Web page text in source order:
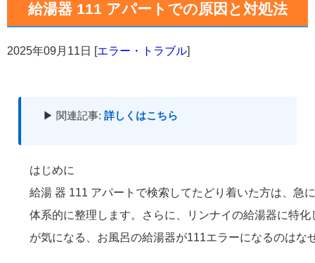
給湯器 111 アパートでの原因と対処法
2025年09月11日 エラー・トラブル
▶ 関連記事: 詳しくはこちら
はじめに
給湯 器 111 アパートで検索してたどり着いた方は、急
体系的に整理します。さらに、リンナイの給湯器に特
が気になる、お風呂の給湯器が111エラーになるのは